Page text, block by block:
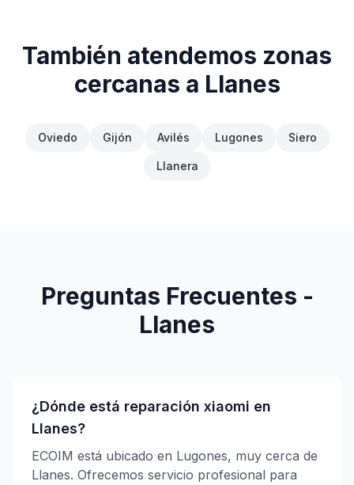
También atendemos zonas
cercanas a Llanes
Oviedo Gijón Avilés Lugones Siero
Llanera
Preguntas Frecuentes -
Llanes
¿Dónde está reparación xiaomi en
Llanes?
ECOIM está ubicado en Lugones, muy cerca de
Llanes. Ofrecemos servicio profesional para